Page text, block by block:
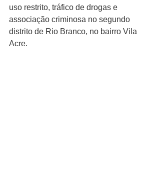
uso restrito, tráfico de drogas e
associação criminosa no segundo
distrito de Rio Branco, no bairro Vila
Acre.